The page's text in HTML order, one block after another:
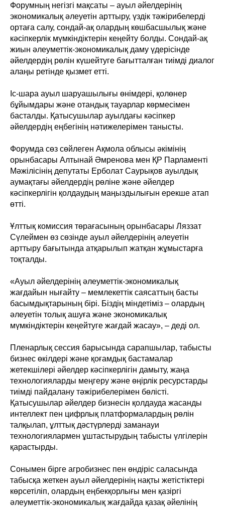
Форумның негізгі мақсаты – ауыл әйелдерінің
экономикалық әлеуетін арттыру, үздік тәжірибелерді
ортаға салу, сондай-ақ олардың көшбасшылық және
кәсіпкерлік мүмкіндіктерін кеңейту болды. Сондай-ақ
жиын әлеуметтік-экономикалық даму үдерісінде
әйелдердің рөлін күшейтуге бағытталған тиімді диалог
алаңы ретінде қызмет етті.
Іс-шара ауыл шаруашылығы өнімдері, қолөнер
бұйымдары және отандық тауарлар көрмесімен
басталды. Қатысушылар ауылдағы кәсіпкер
әйелдердің еңбегінің нәтижелерімен танысты.
Форумда сөз сөйлеген Ақмола облысы әкімінің
орынбасары Алтынай Әмренова мен ҚР Парламенті
Мәжілісінің депутаты Ерболат Саурықов ауылдық
аумақтағы әйелдердің рөліне және әйелдер
кәсіпкерлігін қолдаудың маңыздылығын ерекше атап
өтті.
Ұлттық комиссия төрағасының орынбасары Ляззат
Сүлеймен өз сөзінде ауыл әйелдерінің әлеуетін
арттыру бағытында атқарылып жатқан жұмыстарға
тоқталды.
«Ауыл әйелдерінің әлеуметтік-экономикалық
жағдайын нығайту – мемлекеттік саясаттың басты
басымдықтарының бірі. Біздің міндетіміз – олардың
әлеуетін толық ашуға және экономикалық
мүмкіндіктерін кеңейтуге жағдай жасау», – деді ол.
Пленарлық сессия барысында сарапшылар, табысты
бизнес өкілдері және қоғамдық бастамалар
жетекшілері әйелдер кәсіпкерлігін дамыту, жаңа
технологияларды меңгеру және өңірлік ресурстарды
тиімді пайдалану тәжірибелерімен бөлісті.
Қатысушылар әйелдер бизнесін қолдауда жасанды
интеллект пен цифрлық платформалардың рөлін
талқылап, ұлттық дәстүрлерді заманауи
технологиялармен ұштастырудың табысты үлгілерін
қарастырды.
Сонымен бірге агробизнес пен өндіріс саласында
табысқа жеткен ауыл әйелдерінің нақты жетістіктері
көрсетіліп, олардың еңбекқорлығы мен қазіргі
әлеуметтік-экономикалық жағдайда қазақ әйелінің